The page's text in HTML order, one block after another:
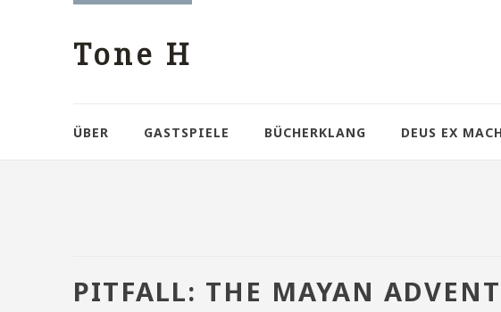
Tone H
ÜBER GASTSPIELE BÜCHERKLANG DEUS EX
PITFALL: THE MAYAN